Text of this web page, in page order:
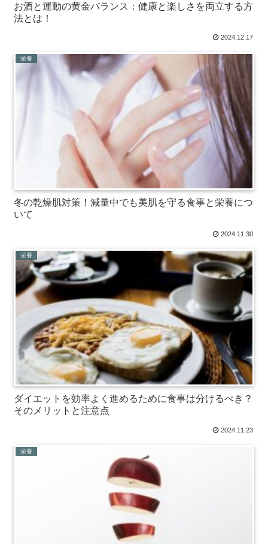
お酒と運動の黄金バランス：健康と楽しさを両立する方
法とは！
2024.12.17
栄養
冬の乾燥肌対策！減量中でも美肌を守る食事と栄養につ
いて
2024.11.30
栄養
ダイエットを効率よく進めるために食事は分けるべき？
そのメリットと注意点
2024.11.23
栄養